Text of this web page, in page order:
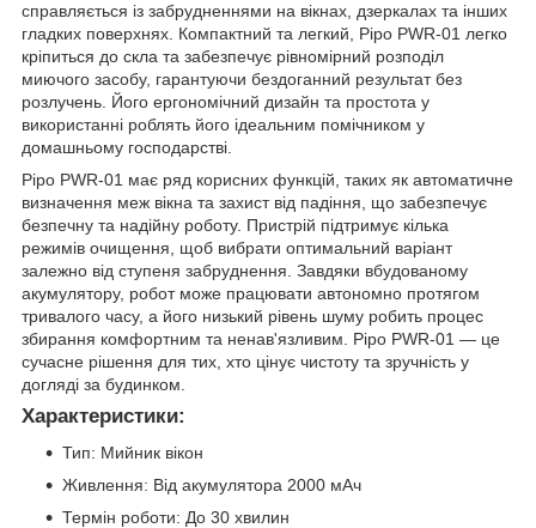
справляється із забрудненнями на вікнах, дзеркалах та інших
гладких поверхнях. Компактний та легкий, Pipo PWR-01 легко
кріпиться до скла та забезпечує рівномірний розподіл
миючого засобу, гарантуючи бездоганний результат без
розлучень. Його ергономічний дизайн та простота у
використанні роблять його ідеальним помічником у
домашньому господарстві.
Pipo PWR-01 має ряд корисних функцій, таких як автоматичне
визначення меж вікна та захист від падіння, що забезпечує
безпечну та надійну роботу. Пристрій підтримує кілька
режимів очищення, щоб вибрати оптимальний варіант
залежно від ступеня забруднення. Завдяки вбудованому
акумулятору, робот може працювати автономно протягом
тривалого часу, а його низький рівень шуму робить процес
збирання комфортним та ненав'язливим. Pipo PWR-01 — це
сучасне рішення для тих, хто цінує чистоту та зручність у
догляді за будинком.
Характеристики:
Тип: Мийник вікон
Живлення: Від акумулятора 2000 мАч
Термін роботи: До 30 хвилин